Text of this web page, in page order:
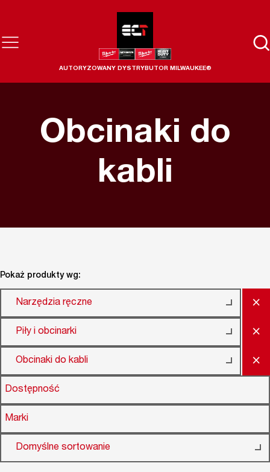
AUTORYZOWANY DYSTRYBUTOR MILWAUKEE®
Obcinaki do
kabli
Pokaż produkty wg:
Narzędzia ręczne ×
Piły i obcinarki ×
Obcinaki do kabli ×
Dostępność
Marki
Domyślne sortowanie